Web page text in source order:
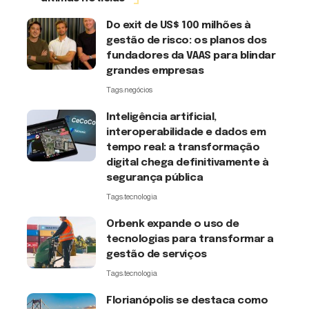
Do exit de US$ 100 milhões à
gestão de risco: os planos dos
fundadores da VAAS para blindar
grandes empresas
Tags:negócios
Inteligência artificial,
interoperabilidade e dados em
tempo real: a transformação
digital chega definitivamente à
segurança pública
Tags:tecnologia
Orbenk expande o uso de
tecnologias para transformar a
gestão de serviços
Tags:tecnologia
Florianópolis se destaca como